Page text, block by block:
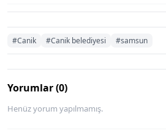
#Canik #Canik belediyesi #samsun
Yorumlar (0)
Henüz yorum yapılmamış.